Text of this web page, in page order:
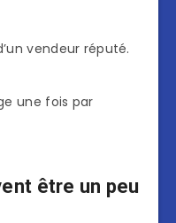
vendeur réputé.
une fois par
être un peu